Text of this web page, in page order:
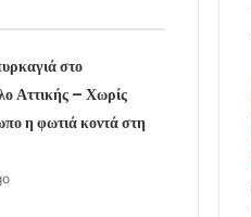
στο
Αττικής – Χωρίς
η φωτιά κοντά στη